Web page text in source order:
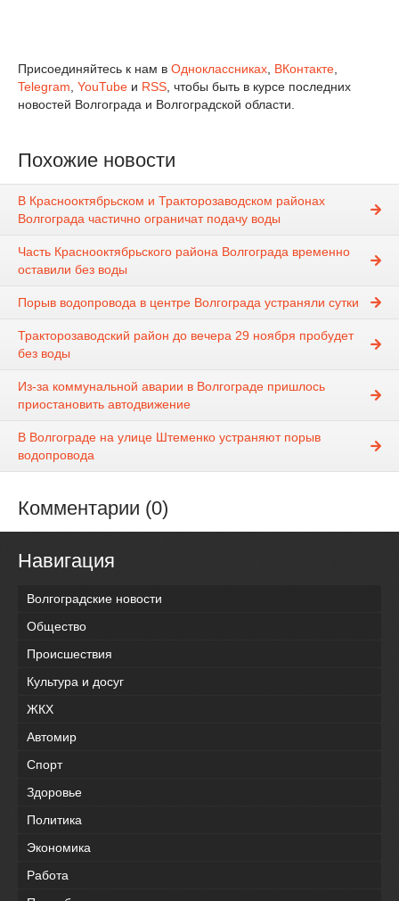
Присоединяйтесь к нам в Одноклассниках ВКонтакте
Telegram YouTube и RSS , чтобы быть в курсе последних
новостей Волгограда и Волгоградской области.
Похожие новости
В Краснооктябрьском и Тракторозаводском районах
Волгограда частично ограничат подачу воды
Часть Краснооктябрьского района Волгограда временно
оставили без воды
Порыв водопровода в центре Волгограда устраняли сутки
Тракторозаводский район до вечера 29 ноября пробудет
без воды
Из-за коммунальной аварии в Волгограде пришлось
приостановить автодвижение
В Волгограде на улице Штеменко устраняют порыв
водопровода
Комментарии (0)
Навигация
Волгоградские новости
Общество
Происшествия
Культура и досуг
ЖКХ
Автомир
Спорт
Здоровье
Политика
Экономика
Работа